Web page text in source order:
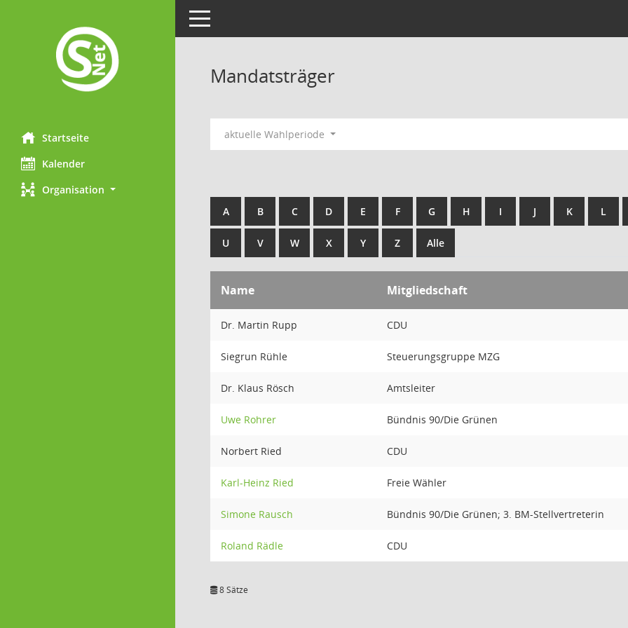
Startseite
Kalender
Organisation
Toggle navigation
Mandatsträger
aktuelle Wahlperiode
A B C D E F G H I J K L
U V W X Y Z Alle
Name Mitgliedschaft
Dr. Martin Rupp CDU
Siegrun Rühle Steuerungsgruppe MZG
Dr. Klaus Rösch Amtsleiter
Uwe Rohrer Bündnis 90/Die Grünen
Norbert Ried CDU
Karl-Heinz Ried Freie Wähler
Simone Rausch Bündnis 90/Die Grünen; 3. BM-Stellvertreterin
Roland Rädle CDU
8 Sätze